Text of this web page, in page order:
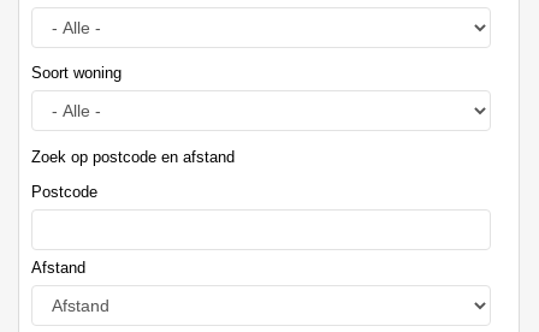
Soort woning
Zoek op postcode en afstand
Postcode
Afstand